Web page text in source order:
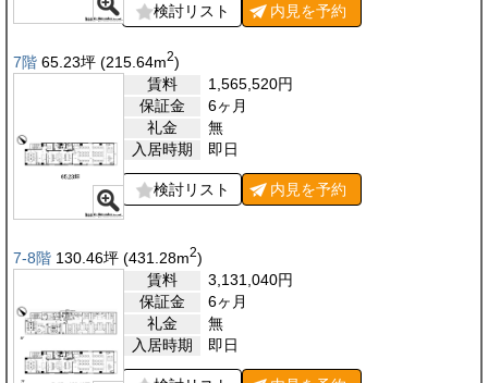
検討リスト 内見を予約
7階 65.23坪 (215.64m2)
賃料
1,565,520円
保証金
6ヶ月
礼金
無
入居時期
即日
検討リスト 内見を予約
7-8階 130.46坪 (431.28m2)
賃料
3,131,040円
保証金
6ヶ月
礼金
無
入居時期
即日